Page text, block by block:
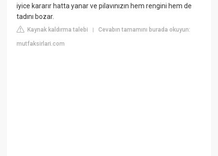
iyice kararır hatta yanar ve pilavınızın hem rengini hem de
tadını bozar.
Kaynak kaldırma talebi |Cevabın tamamını burada okuyun:
mutfaksirlari.com